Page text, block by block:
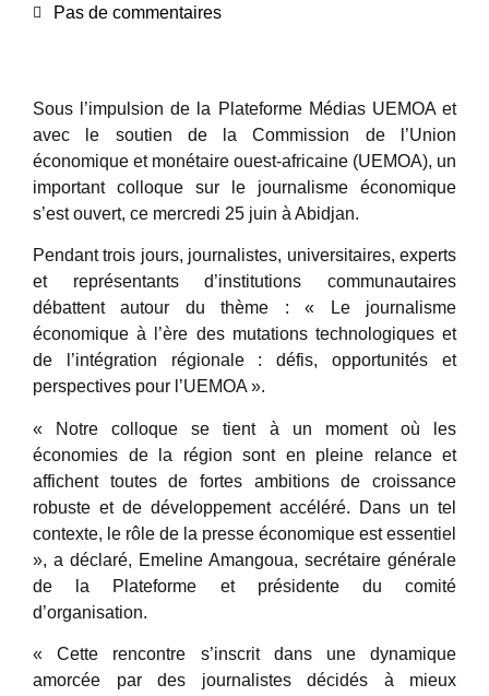
Pas de commentaires
Sous l’impulsion de la Plateforme Médias UEMOA et
avec le soutien de la Commission de l’Union
économique et monétaire ouest-africaine (UEMOA), un
important colloque sur le journalisme économique
s’est ouvert, ce mercredi 25 juin à Abidjan.
Pendant trois jours, journalistes, universitaires, experts
et représentants d’institutions communautaires
débattent autour du thème : « Le journalisme
économique à l’ère des mutations technologiques et
de l’intégration régionale : défis, opportunités et
perspectives pour l’UEMOA ».
« Notre colloque se tient à un moment où les
économies de la région sont en pleine relance et
affichent toutes de fortes ambitions de croissance
robuste et de développement accéléré. Dans un tel
contexte, le rôle de la presse économique est essentiel
», a déclaré, Emeline Amangoua, secrétaire générale
de la Plateforme et présidente du comité
d’organisation.
« Cette rencontre s’inscrit dans une dynamique
amorcée par des journalistes décidés à mieux